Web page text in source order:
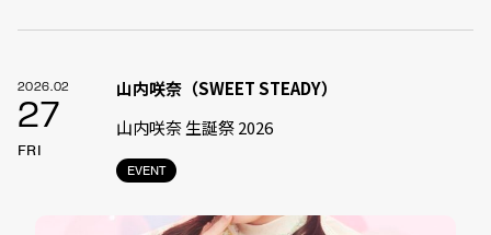
2026.02
27
FRI
EVENT
山内咲奈（SWEET STEADY）
山内咲奈 生誕祭 2026